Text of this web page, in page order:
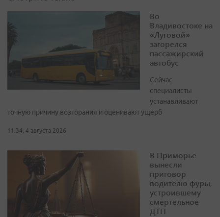
Во
Владивостоке на
«Луговой»
загорелся
пассажирский
автобус
Сейчас
специалисты
устанавливают
точную причину возгорания и оценивают ущерб
11:34, 4 августа 2026
В Приморье
вынесли
приговор
водителю фуры,
устроившему
смертельное
ДТП